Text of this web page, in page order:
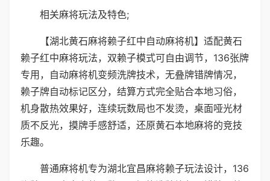
相关麻将玩法及特色;
【湖北黄石麻将赖子红中自动麻将机】适配黄石
赖子红中麻将玩法，双赖子模式可自由调节，136张牌
专用，自动麻将机变频洗牌技术，无叠牌错牌情况，
赖子牌自动标记区分，结算方式完全贴合本地习俗，
机身散热效果好，连续玩数局也不发烫，桌面哑光材
质不反光，摸牌手感舒适，还原黄石本地麻将的竞技
乐趣。
普通麻将机专为湖北宜昌麻将赖子玩法设计，136